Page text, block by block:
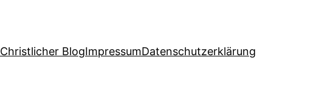
Christlicher BlogImpressumDatenschutzerklärung